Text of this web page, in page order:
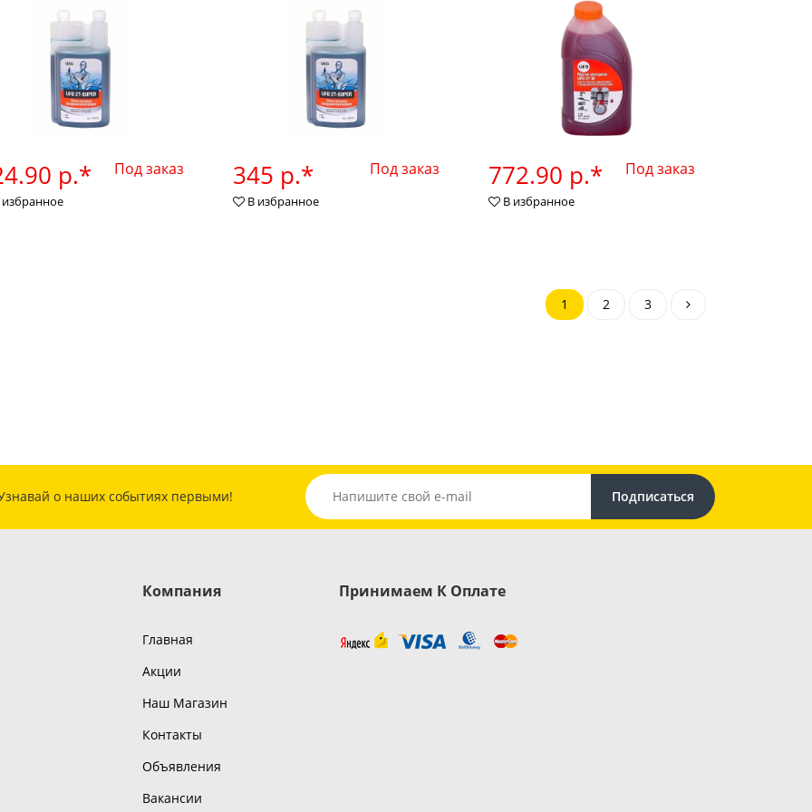
р.* Под заказ 345 р.* Под заказ
В избранное
772.90 р.* Под заказ
В избранное
1 2 3
о наших событиях первыми!
Компания
Главная
Акции
Наш Магазин
Контакты
Объявления
Вакансии
Принимаем К Оплате